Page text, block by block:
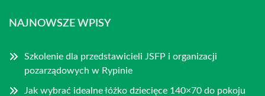
NAJNOWSZE WPISY
Szkolenie dla przedstawicieli JSFP i organizacji
pozarządowych w Rypinie
Jak wybrać idealne łóżko dziecięce 140×70 do pokoju